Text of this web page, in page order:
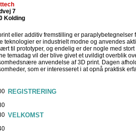
7
Kolding
eller additiv fremstilling er
teknologier er industrielt modne og anvendes
til prototyper, og endelig er der nogle med
temadag vil der blive givet et uvildigt overblik
anvendelse af 3D print. Dagen
som er interesseret i at opnå praktisk
REGISTRERING
VELKOMST